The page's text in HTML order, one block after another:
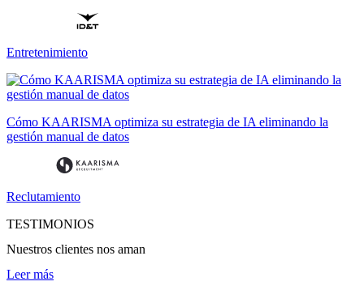
Entretenimiento
Cómo KAARISMA optimiza su estrategia de IA eliminando la
gestión manual de datos
Reclutamiento
TESTIMONIOS
Nuestros clientes nos aman
Leer más